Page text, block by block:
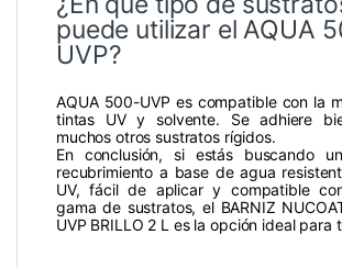
puede utilizar el AQUA
UVP?
AQUA 500-UVP es compatible con la
tintas UV y solvente. Se adhiere
muchos otros sustratos rígidos.
En conclusión, si estás buscando
recubrimiento a base de agua
UV, fácil de aplicar y compatible
gama de sustratos, el BARNIZ
UVP BRILLO 2 L es la opción ideal para